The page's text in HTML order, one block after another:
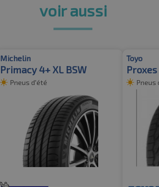
voir aussi
Michelin
Primacy 4+ XL BSW
Pneus d'été
Toyo
Proxes
Pneus